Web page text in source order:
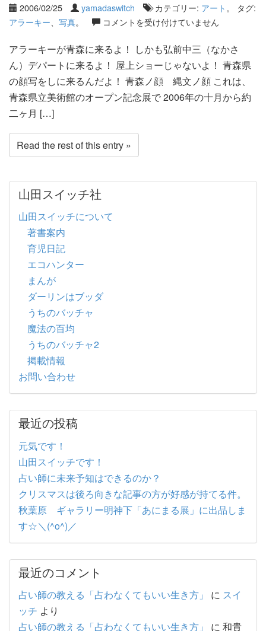
2006/02/25 yamadaswitch カテゴリー: アート 。 タグ:
アラーキー
写真。 コメントを受け付けていません
アラーキーが青森に来るよ！ しかも弘前中三（なかさ
ん）デパートに来るよ！ 屋上ショーじゃないよ！ 青森県
の顔写をしに来るんだよ！ 青森ノ顔 縄文ノ顔 これは、
青森県立美術館のオープン記念展で 2006年の十月から約
二ヶ月 […]
Read the rest of this entry »
山田スイッチ社
山田スイッチについて
著書案内
育児日記
エコハンター
まんが
ダーリンはブッダ
うちのバッチャ
魔法の百均
うちのバッチャ2
掲載情報
お問い合わせ
最近の投稿
元気です！
山田スイッチです！
占い師に未来予知はできるのか？
クリスマスは後ろ向きな記事の方が好感が持てる件。
秋葉原 ギャラリー明神下「あにまる展」に出品しま
す☆＼(^o^)／
最近のコメント
占い師の教える「占わなくてもいい生き方」 に スイ
ッチ より
占い師の教える「占わなくてもいい生き方」
に 和貴